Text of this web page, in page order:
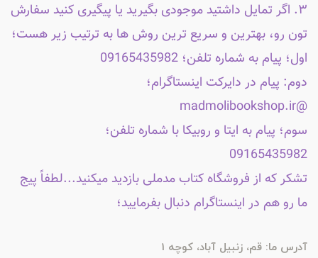
۳. اگر تمایل داشتید موجودی بگیرید یا پیگیری کنید سفارش
تون رو، بهترین و سریع ترین روش ها به ترتیب زیر هست؛
اول؛ پیام به شماره تلفن؛ 09165435982
دوم: پیام در دایرکت اینستاگرام؛
@madmolibookshop.ir
سوم؛ پیام به ایتا و روبیکا با شماره تلفن؛
09165435982
تشکر که از فروشگاه کتاب مدملی بازدید میکنید...لطفاً پیج
ما رو هم در اینستاگرام دنبال بفرمایید؛
آدرس ما: قم، زنبیل آباد، کوچه 1